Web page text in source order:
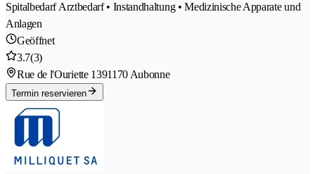
Spitalbedarf Arztbedarf • Instandhaltung • Medizinische Apparate und
Anlagen
Geöffnet
3.7(3)
Rue de l'Ouriette 1391170 Aubonne
Termin reservieren